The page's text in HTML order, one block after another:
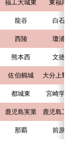
福工大城東 東福岡
龍谷 白石
西陵 瓊浦
熊本西 文徳
佐伯鶴城 大分上野
都城東 宮崎学園
鹿児島実業 鹿児島工
那覇 前原